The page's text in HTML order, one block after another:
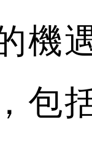
機
包